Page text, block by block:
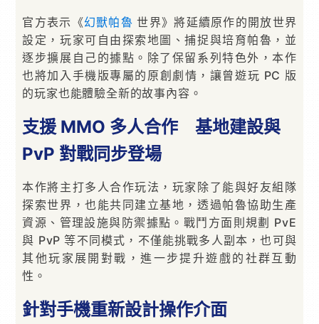
官方表示《幻獸帕魯 世界》將延續原作的開放世界
設定，玩家可自由探索地圖、捕捉與培育帕魯，並
逐步擴展自己的據點。除了保留系列特色外，本作
也將加入手機版專屬的原創劇情，讓曾遊玩 PC 版
的玩家也能體驗全新的故事內容。
支援 MMO 多人合作 基地建設與
PvP 對戰同步登場
本作將主打多人合作玩法，玩家除了能與好友組隊
探索世界，也能共同建立基地，透過帕魯協助生產
資源、管理設施與防禦據點。戰鬥方面則規劃 PvE
與 PvP 等不同模式，不僅能挑戰多人副本，也可與
其他玩家展開對戰，進一步提升遊戲的社群互動
性。
針對手機重新設計操作介面